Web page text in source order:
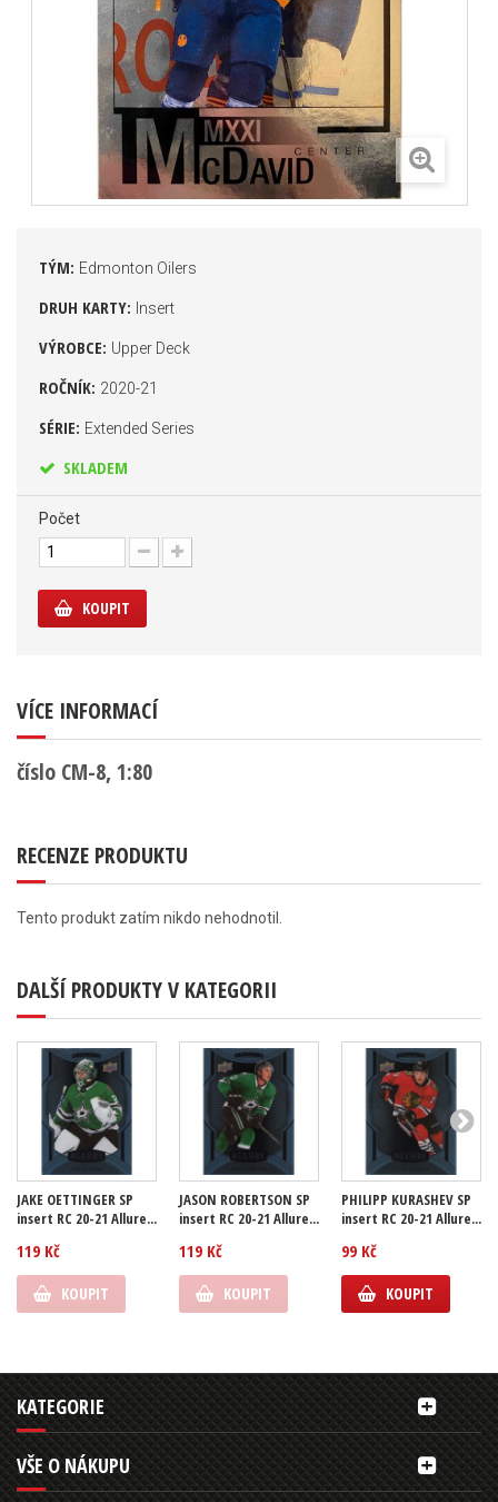
TÝM: Edmonton Oilers
DRUH KARTY: Insert
VÝROBCE: Upper Deck
ROČNÍK: 2020-21
SÉRIE: Extended Series
SKLADEM
Počet
KOUPIT
VÍCE INFORMACÍ
číslo CM-8, 1:80
RECENZE PRODUKTU
Tento produkt zatím nikdo nehodnotil.
DALŠÍ PRODUKTY V KATEGORII
JAKE OETTINGER SP
insert RC 20-21 Allure...
119 Kč
KOUPIT
JASON ROBERTSON SP
insert RC 20-21 Allure...
119 Kč
KOUPIT
PHILIPP KURASHEV SP
insert RC 20-21 Allure...
99 Kč
KOUPIT
KATEGORIE
VŠE O NÁKUPU